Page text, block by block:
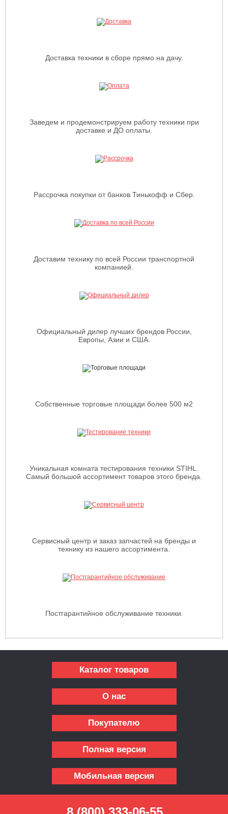
Доставка техники в сборе прямо на дачу.
Заведем и продемонстрируем работу техники при
доставке и ДО оплаты.
Рассрочка покупки от банков Тинькофф и Сбер.
Доставим технику по всей России транспортной
компанией.
Официальный дилер лучших брендов России,
Европы, Азии и США.
Собственные торговые площади более 500 м2
Уникальная комната тестирования техники STIHL.
Самый большой ассортимент товаров этого бренда.
Сервисный центр и заказ запчастей на бренды и
технику из нашего ассортимента.
Постгарантийное обслуживание техники.
Каталог товаров
О нас
Покупателю
Полная версия
Мобильная версия